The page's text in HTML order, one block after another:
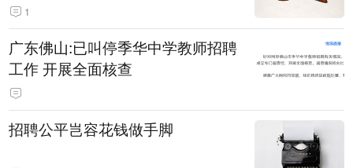
1
广东佛山:已叫停季华中学教师招聘
工作 开展全面核查
招聘公平岂容花钱做手脚